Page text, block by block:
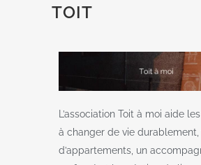
TOIT
L’association Toit à moi aide
à changer de vie durablement,
d’appartements, un